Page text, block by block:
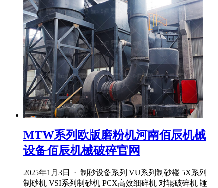
MTW系列欧版磨粉机河南佰辰机械
设备佰辰机械破碎官网
2025年1月3日 · 制砂设备系列 VU系列制砂楼 5X系列
制砂机 VSI系列制砂机 PCX高效细碎机 对辊破碎机 锤